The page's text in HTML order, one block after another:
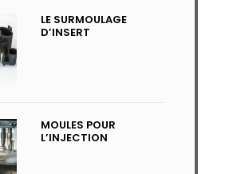
LE SURMOULAGE
D’INSERT
MOULES POUR
L’INJECTION